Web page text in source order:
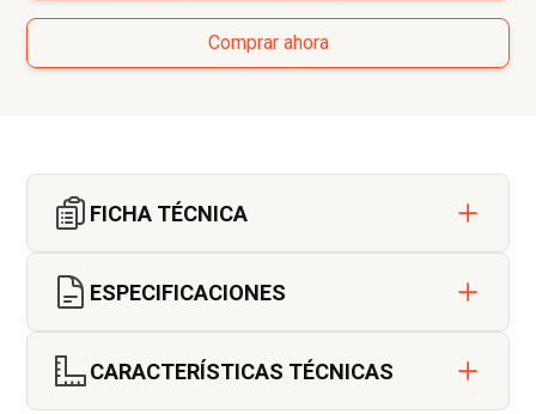
Comprar ahora
FICHA TÉCNICA
ESPECIFICACIONES
Utilización en los sistemas antirretorno:
CARACTERÍSTICAS TÉCNICAS